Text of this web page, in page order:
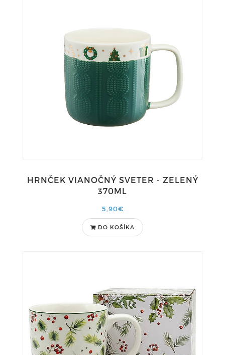
HRNČEK VIANOČNÝ SVETER - ZELENÝ
370ML
5,90€
DO KOŠÍKA